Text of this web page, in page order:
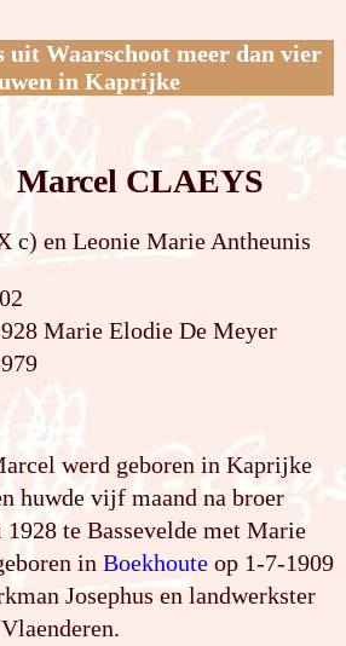
uit Waarschoot meer dan vier
in Kaprijke
CLAEYS
c) en Leonie Marie Antheunis
Marie Elodie De Meyer
werd geboren in Kaprijke
huwde vijf maand na broer
te Bassevelde met Marie
in Boekhoute op 1-7-1909
Josephus en landwerkster